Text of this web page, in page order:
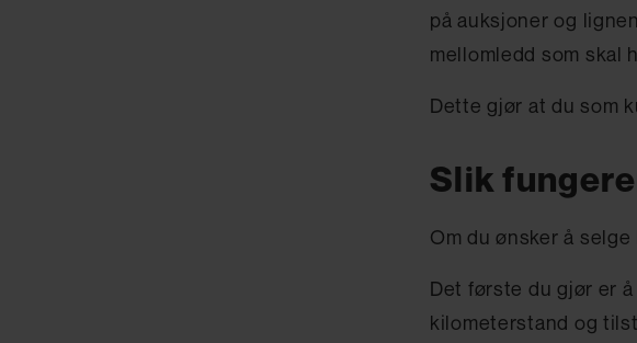
på auksjoner og
mellomledd som skal
Dette gjør at du som
Slik
Om du ønsker å
Det første du gjør er
kilometerstand og